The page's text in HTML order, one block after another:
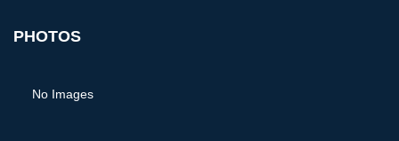
PHOTOS
No Images